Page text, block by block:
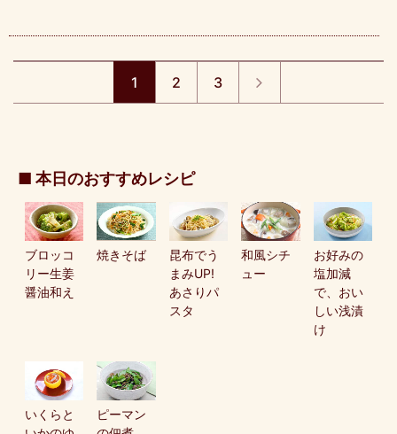
1 2 3
■ 本日のおすすめレシピ
ブロッコ
リー生姜
醤油和え
焼きそば
昆布でう
まみUP!
あさりパ
スタ
和風シチ
ュー
お好みの
塩加減
で、おい
しい浅漬
け
いくらと
ピーマン